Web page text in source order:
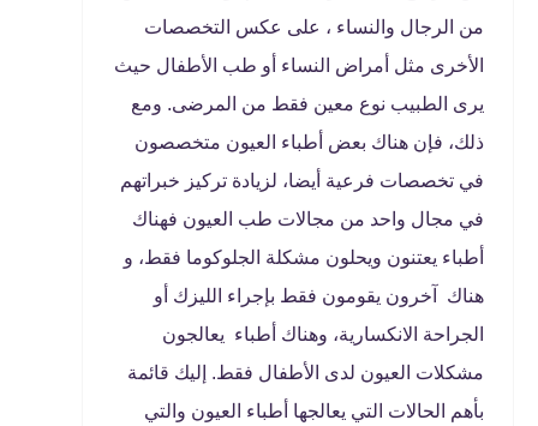
من الرجال والنساء ، على عكس التخصصات
الأخرى مثل أمراض النساء أو طب الأطفال حيث
يرى الطبيب نوع معين فقط من المرضى. ومع
ذلك، فإن هناك بعض أطباء العيون متخصصون
في تخصصات فرعية أيضا، لزيادة تركيز خبراتهم
في مجال واحد من مجالات طب العيون فهناك
أطباء يعتنون ويحلون مشكلة الجلوكوما فقط، و
هناك آخرون يقومون فقط بإجراء الليزك أو
الجراحة الانكسارية، وهناك أطباء يعالجون
مشكلات العيون لدى الأطفال فقط. إليك قائمة
بأهم الحالات التي يعالجها أطباء العيون والتي